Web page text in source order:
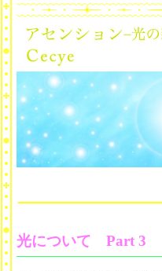
光について Part 3